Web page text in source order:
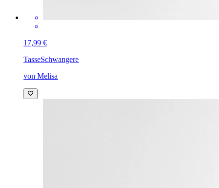
17,99 €
TasseSchwangere
von Melisa